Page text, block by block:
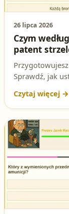
26 lipca 2026
Czym
patent
Sprawdź, jak
kluczowa na
uzasadnienie.